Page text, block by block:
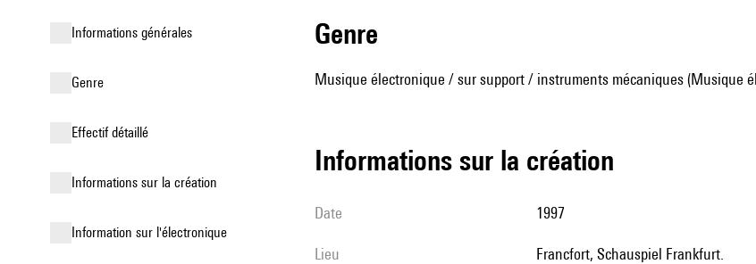
informations générales
genre
effectif détaillé
informations sur la création
Information sur l'électronique
genre
Musique électronique / sur support / instruments mécaniques (Musique
informations sur la création
date 1997
lieu Francfort, Schauspiel Frankfurt.